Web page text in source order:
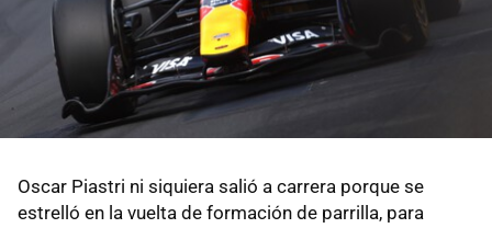
Oscar Piastri ni siquiera salió a carrera porque se
estrelló en la vuelta de formación de parrilla, para